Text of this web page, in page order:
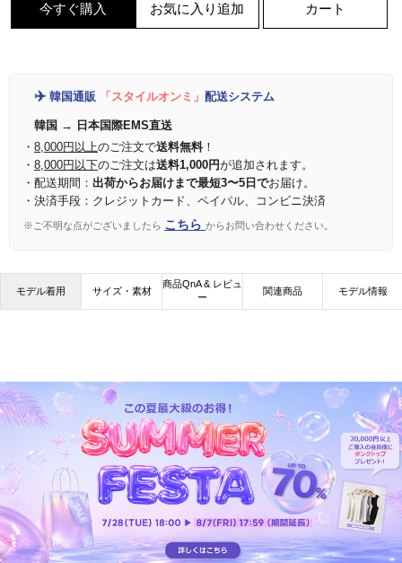
今すぐ購入 お気に入り追加 カート
✈️ 韓国通販 「スタイルオンミ」 配送システム
韓国 → 日本国際EMS直送
・ 8,000円以上のご注文で送料無料！
・ 8,000円以下のご注文は送料1,000円が追加されます。
・配送期間： 出荷からお届けまで最短3〜5日でお届け。
・決済手段：クレジットカード、ペイパル、コンビニ決済
※ご不明な点がございましたら こちら からお問い合わせください。
モデル着用 サイズ・素材
商品QnA & レビュ
ー
関連商品 モデル情報